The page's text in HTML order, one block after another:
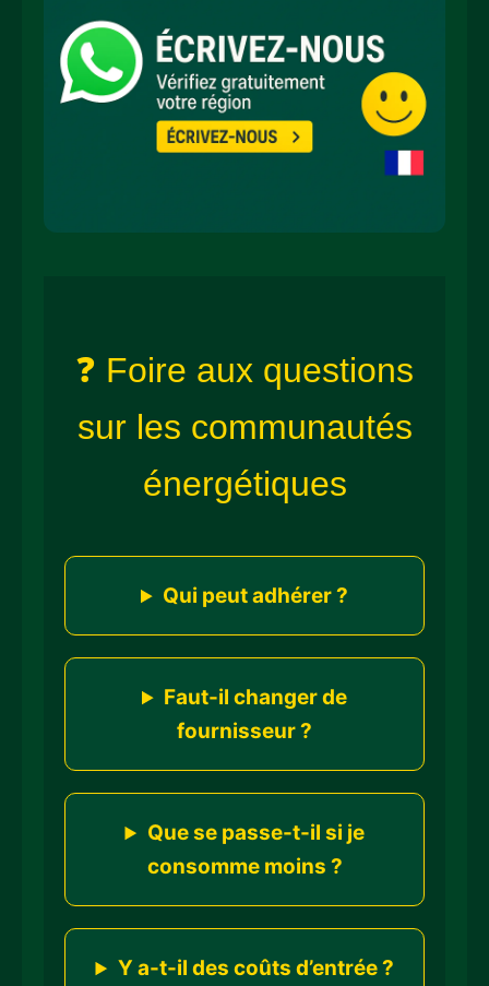
❓ Foire aux questions
sur les communautés
énergétiques
Qui peut adhérer ?
Faut-il changer de
fournisseur ?
Que se passe-t-il si je
consomme moins ?
Y a-t-il des coûts d’entrée ?